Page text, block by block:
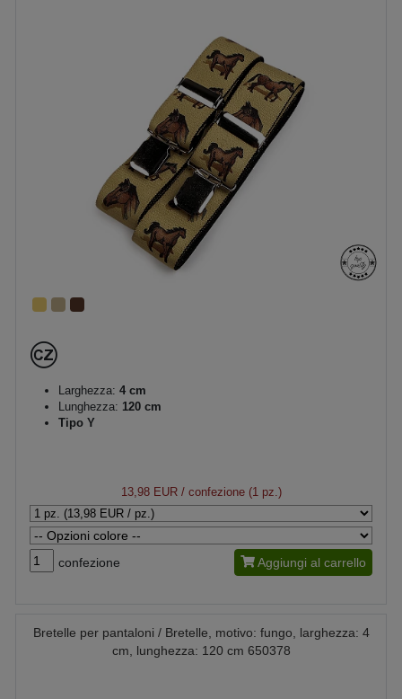
Larghezza: 4 cm
Lunghezza: 120 cm
Tipo Y
13,98 EUR/ confezione (1 pz.)
confezione Aggiungi al carrello
Bretelle per pantaloni / Bretelle, motivo: fungo, larghezza: 4
cm, lunghezza: 120 cm 650378